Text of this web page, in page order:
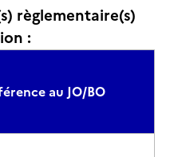
règlementaire(s)
:
au JO/BO